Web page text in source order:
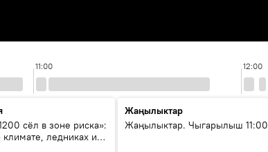
11:00 12:00
сёл в зоне риска»:
ледниках и
Жаңылыктар
Жаңылыктар. Чыгарылыш 11:00